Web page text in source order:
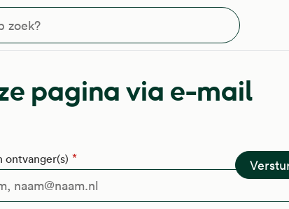
pagina via e-mail
ontvanger(s)